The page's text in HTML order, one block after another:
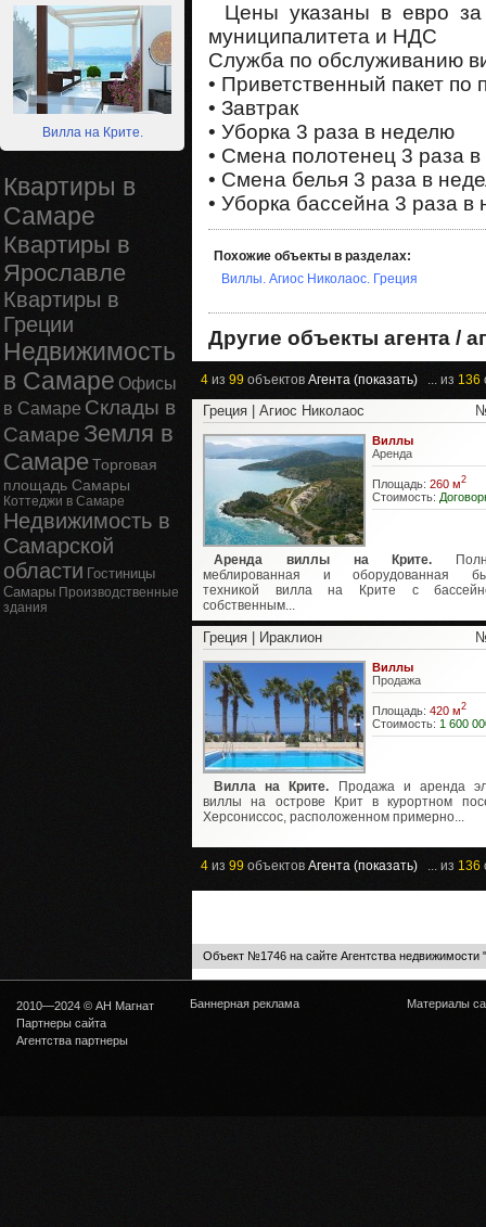
Вилла на Крите.
Квартиры в
Самаре
Квартиры в
Ярославле
Квартиры в
Греции
Недвижимость
в Самаре Офисы
в Самаре Склады в
Самаре Земля в
СамареТорговая
площадь Самары
Коттеджи в Самаре
Недвижимость в
Самарской
области Гостиницы
Самары Производственные
здания
Цены указаны в евро за
муниципалитета и НДС
Служба по обслуживанию
• Приветственный пакет по
• Завтрак
• Уборка 3 раза в неделю
• Смена полотенец 3 раза
• Смена белья 3 раза в
• Уборка бассейна 3 раза в
Похожие объекты в разделах:
Виллы. Агиос Николаос. Греция
Другие объекты агента /
4 из 99 объектов Агента (показать) ... из 136
Греция | Агиос Николаос
Виллы
Аренда
Площадь: 260 м2
Стоимость:
Аренда виллы на Крите.
меблированная и оборудованная
техникой вилла на Крите с
собственным...
Греция | Ираклион
Виллы
Продажа
Площадь: 420 м2
Стоимость: 1 600
Вилла на Крите.
Продажа и аренда
виллы на острове Крит в курортном
Херсониссос, расположенном примерно...
4 из 99 объектов Агента (показать) ... из 136
Объект №1746 на сайте Агентства недвижимости
2010—2024 © АН Магнат
Партнеры сайта
Агентства партнеры
Баннерная реклама Материалы